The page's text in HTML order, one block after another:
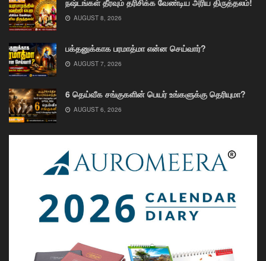
நஷ்டங்கள் தீரவும் தரிசிக்க வேண்டிய அரிய திருத்தலம்!
AUGUST 8, 2026
பக்தனுக்காக பரமாத்மா என்ன செய்வார்?
AUGUST 7, 2026
6 தெய்வீக சங்குகளின் பெயர் உங்களுக்கு தெரியுமா?
AUGUST 6, 2026